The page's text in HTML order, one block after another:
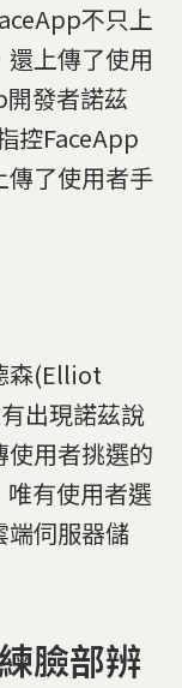
不只上
上傳了使用
發者諾茲
控FaceApp
傳了使用者手
森(Elliot
出現諾茲說
用者挑選的
有使用者選
端伺服器儲
臉部辨